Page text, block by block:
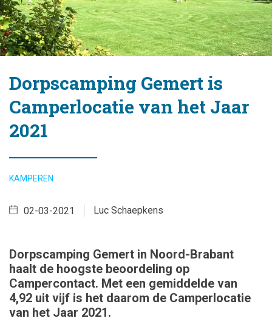
Dorpscamping Gemert is
Camperlocatie van het Jaar
2021
KAMPEREN
Luc Schaepkens
02-03-2021
Dorpscamping Gemert in Noord-Brabant
haalt de hoogste beoordeling op
Campercontact. Met een gemiddelde van
4,92 uit vijf is het daarom de Camperlocatie
van het Jaar 2021.